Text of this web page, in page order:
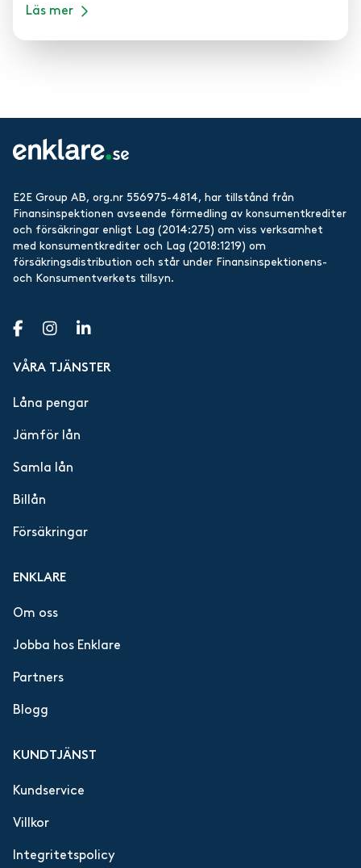
Läs mer
E2E Group AB, org.nr 556975-4814, har tillstånd från
Finansinspektionen avseende förmedling av konsumentkrediter
och försäkringar enligt Lag (2014:275) om viss verksamhet
med konsumentkrediter och Lag (2018:1219) om
försäkringsdistribution och står under Finansinspektionens-
och Konsumentverkets tillsyn.
VÅRA TJÄNSTER
Låna pengar
Jämför lån
Samla lån
Billån
Försäkringar
ENKLARE
Om oss
Jobba hos Enklare
Partners
Blogg
KUNDTJÄNST
Kundservice
Villkor
Integritetspolicy